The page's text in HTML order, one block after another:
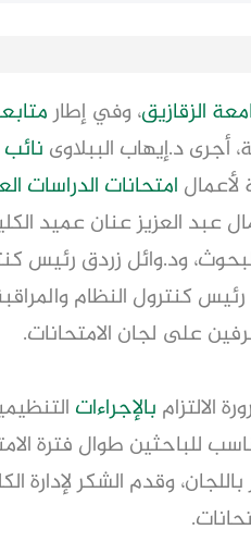
الزقازيق، وفي إطار
أجرى د.إيهاب الببلاوى نائب
لأعمال امتحانات الدراسات
عبد العزيز عنان عميد
ود.وائل زردق رئيس
رئيس كنترول النظام
على لجان الامتحانات.
الالتزام بالإجراءات
للباحثين طوال فترة
باللجان، وقدم الشكر لإدارة